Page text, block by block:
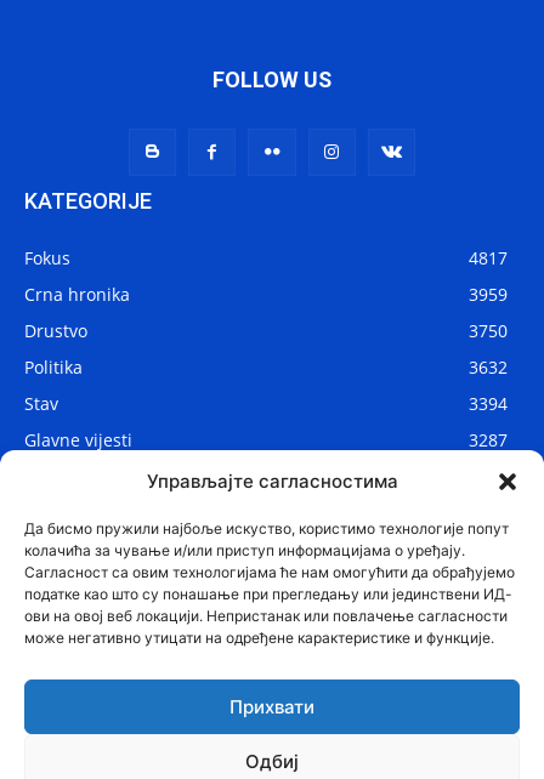
Управљајте сагласностима
Да бисмо пружили најбоље искуство, користимо технологије попут
колачића за чување и/или приступ информацијама о уређају.
Сагласност са овим технологијама ће нам омогућити да обрађујемо
податке као што су понашање при прегледању или јединствени ИД-
ови на овој веб локацији. Непристанак или повлачење сагласности
може негативно утицати на одређене карактеристике и функције.
Прихвати
Одбиј
FOLLOW US
KATEGORIJE
Fokus
4817
Crna hronika
3959
Drustvo
3750
Politika
3632
Stav
3394
Glavne vijesti
3287
2910